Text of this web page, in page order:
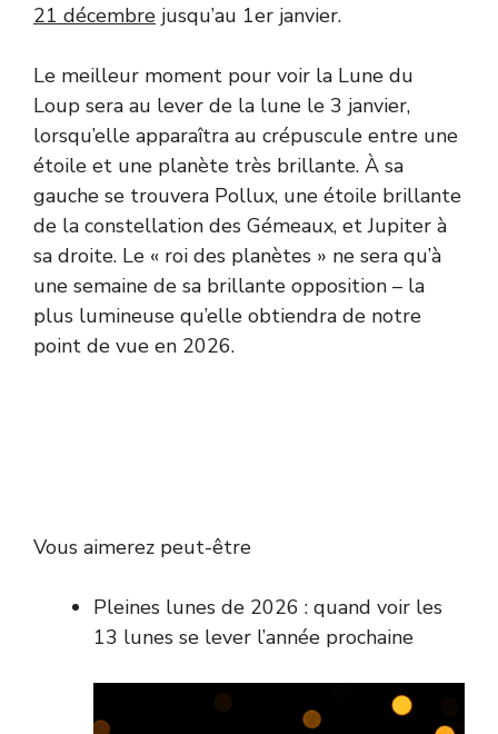
21 décembre jusqu’au 1er janvier.
Le meilleur moment pour voir la Lune du
Loup sera au lever de la lune le 3 janvier,
lorsqu’elle apparaîtra au crépuscule entre une
étoile et une planète très brillante. À sa
gauche se trouvera Pollux, une étoile brillante
de la constellation des Gémeaux, et Jupiter à
sa droite. Le « roi des planètes » ne sera qu’à
une semaine de sa brillante opposition – la
plus lumineuse qu’elle obtiendra de notre
point de vue en 2026.
Vous aimerez peut-être
Pleines lunes de 2026 : quand voir les
13 lunes se lever l’année prochaine